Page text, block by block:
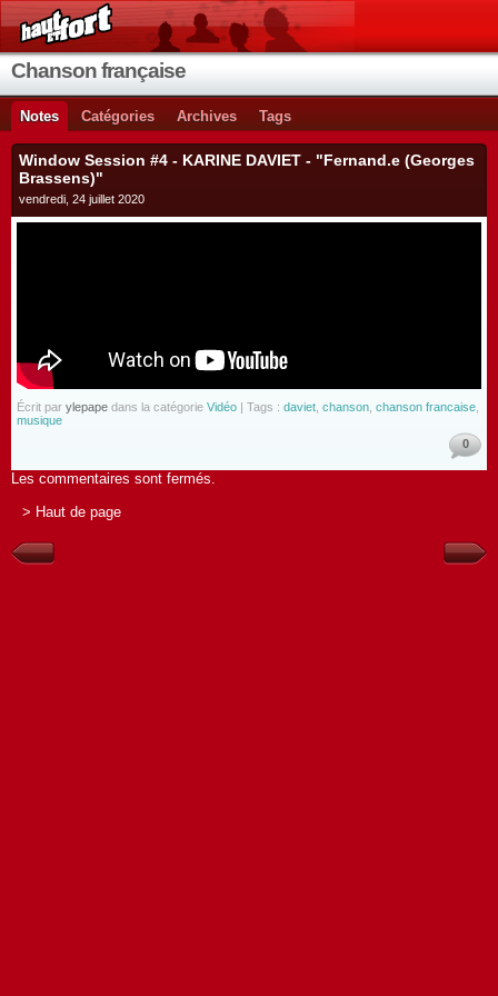
Chanson française
Notes Catégories Archives Tags
Window Session #4 - KARINE DAVIET - "Fernand.e (Georges
Brassens)"
vendredi, 24 juillet 2020
Écrit par ylepape dans la catégorie Vidéo | Tags : daviet chanson chanson francaise
musique
0
Les commentaires sont fermés.
> Haut de page